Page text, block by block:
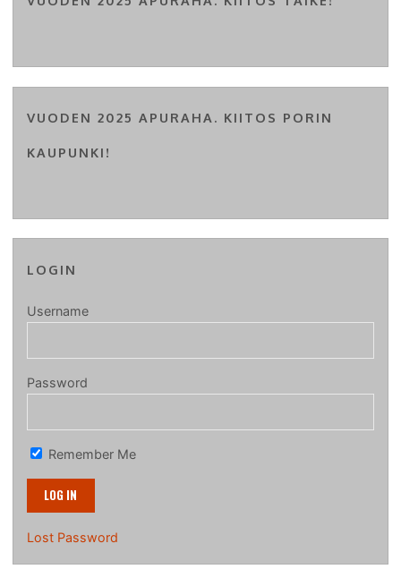
VUODEN 2025 APURAHA. KIITOS PORIN
KAUPUNKI!
LOGIN
Username
Password
Remember Me
Lost Password